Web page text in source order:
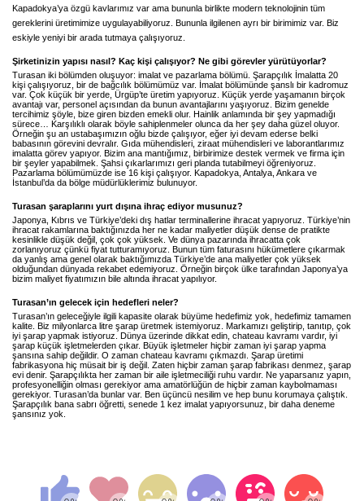
Kapadokya’ya özgü kavlarımız var ama bununla birlikte modern teknolojinin tüm
gereklerini üretimimize uygulayabiliyoruz. Bununla ilgilenen ayrı bir birimimiz var. Biz
eskiyle yeniyi bir arada tutmaya çalışıyoruz.
Şirketinizin yapısı nasıl? Kaç kişi çalışıyor? Ne gibi görevler yürütüyorlar?
Turasan iki bölümden oluşuyor: imalat ve pazarlama bölümü. Şarapçılık İmalatta 20
kişi çalışıyoruz, bir de bağcılık bölümümüz var. İmalat bölümünde şanslı bir kadromuz
var. Çok küçük bir yerde, Ürgüp’te üretim yapıyoruz. Küçük yerde yaşamanın birçok
avantajı var, personel açısından da bunun avantajlarını yaşıyoruz. Bizim genelde
tercihimiz şöyle, bize giren bizden emekli olur. Hainlik anlamında bir şey yapmadığı
sürece… Karşılıklı olarak böyle sahiplenmeler olunca da her şey daha güzel oluyor.
Örneğin şu an ustabaşımızın oğlu bizde çalışıyor, eğer iyi devam ederse belki
babasının görevini devralır. Gıda mühendisleri, ziraat mühendisleri ve laborantlarımız
imalatta görev yapıyor. Bizim ana mantığımız, birbirimize destek vermek ve firma için
bir şeyler yapabilmek. Şahsi çıkarlarımızı geri planda tutabilmeyi öğreniyoruz.
Pazarlama bölümümüzde ise 16 kişi çalışıyor. Kapadokya, Antalya, Ankara ve
İstanbul’da da bölge müdürlüklerimiz bulunuyor.
Turasan şaraplarını yurt dışına ihraç ediyor musunuz?
Japonya, Kıbrıs ve Türkiye’deki dış hatlar terminallerine ihracat yapıyoruz. Türkiye’nin
ihracat rakamlarına baktığınızda her ne kadar maliyetler düşük dense de pratikte
kesinlikle düşük değil, çok çok yüksek. Ve dünya pazarında ihracatta çok
zorlanıyoruz çünkü fiyat tutturamıyoruz. Bunun tüm faturasını hükümetlere çıkarmak
da yanlış ama genel olarak baktığımızda Türkiye’de ana maliyetler çok yüksek
olduğundan dünyada rekabet edemiyoruz. Örneğin birçok ülke tarafından Japonya’ya
bizim maliyet fiyatımızın bile altında ihracat yapılıyor.
Turasan’ın gelecek için hedefleri neler?
Turasan’ın geleceğiyle ilgili kapasite olarak büyüme hedefimiz yok, hedefimiz tamamen
kalite. Biz milyonlarca litre şarap üretmek istemiyoruz. Markamızı geliştirip, tanıtıp, çok
iyi şarap yapmak istiyoruz. Dünya üzerinde dikkat edin, chateau kavramı vardır, iyi
şarap küçük işletmelerden çıkar. Büyük işletmeler hiçbir zaman iyi şarap yapma
şansına sahip değildir. O zaman chateau kavramı çıkmazdı. Şarap üretimi
fabrikasyona hiç müsait bir iş değil. Zaten hiçbir zaman şarap fabrikası denmez, şarap
evi denir. Şarapçılıkta her zaman bir aile işletmeciliği ruhu vardır. Ne yaparsanız yapın,
profesyonelliğin olması gerekiyor ama amatörlüğün de hiçbir zaman kaybolmaması
gerekiyor. Turasan’da bunlar var. Ben üçüncü nesilim ve hep bunu korumaya çalıştık.
Şarapçılık bana sabrı öğretti, senede 1 kez imalat yapıyorsunuz, bir daha deneme
şansınız yok.